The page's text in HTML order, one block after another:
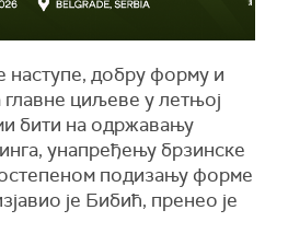
наступе, добру форму и
главне циљеве у летњој
бити на одржавању
унапређењу брзинске
подизању форме
је Бибић, пренео је